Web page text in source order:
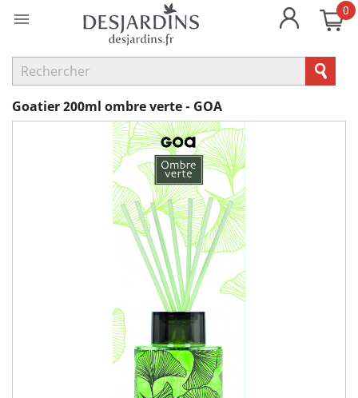
 0
Goatier 200ml ombre verte - GOA